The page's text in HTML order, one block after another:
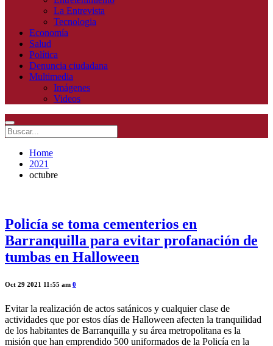
La Entrevista
Tecnologia
Economía
Salud
Política
Denuncia ciudadana
Multimedia
Imágenes
Videos
Home
2021
octubre
Policía se toma cementerios en
Barranquilla para evitar profanación de
tumbas en Halloween
Oct 29 2021 11:55 am 0
Evitar la realización de actos satánicos y cualquier clase de
actividades que por estos días de Halloween afecten la tranquilidad
de los habitantes de Barranquilla y su área metropolitana es la
misión que han emprendido 500 uniformados de la Policía en la